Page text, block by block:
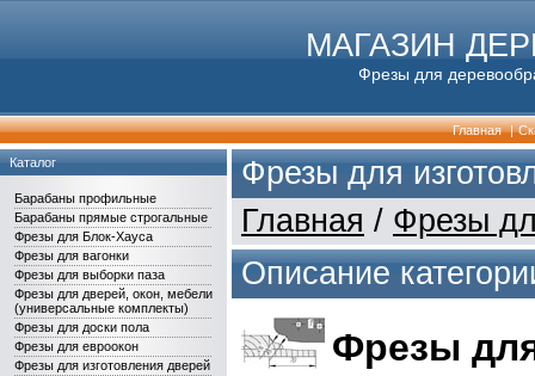
МАГАЗИН
Фрезы для
Главная |
Каталог
Барабаны профильные
Барабаны прямые строгальные
Фрезы для Блок-Хауса
Фрезы для вагонки
Фрезы для выборки паза
Фрезы для дверей, окон, мебели
(универсальные комплекты)
Фрезы для доски пола
Фрезы для евроокон
Фрезы для изготовления дверей
Фрезы для
Главная / Фрезы
Описание
Фрезы